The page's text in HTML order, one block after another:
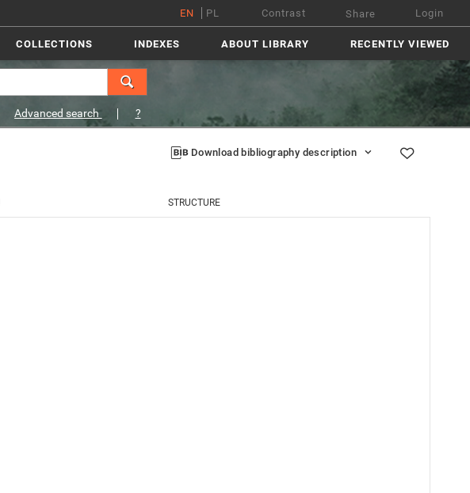
EN PL Contrast Share Login
COLLECTIONS INDEXES ABOUT LIBRARY RECENTLY VIEWED
Advanced search ?
Download bibliography description
STRUCTURE